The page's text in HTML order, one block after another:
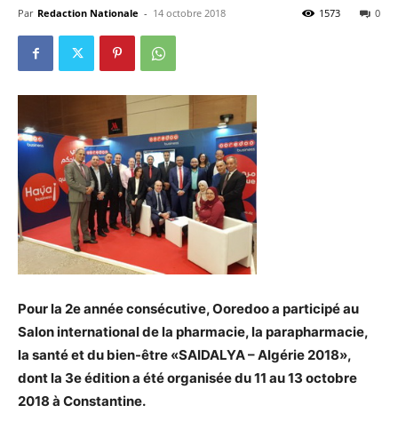
Par Redaction Nationale - 14 octobre 2018 0
1573
Pour la 2e année consécutive, Ooredoo a participé au
Salon international de la pharmacie, la parapharmacie,
la santé et du bien-être «SAIDALYA – Algérie 2018»,
dont la 3e édition a été organisée du 11 au 13 octobre
2018 à Constantine.